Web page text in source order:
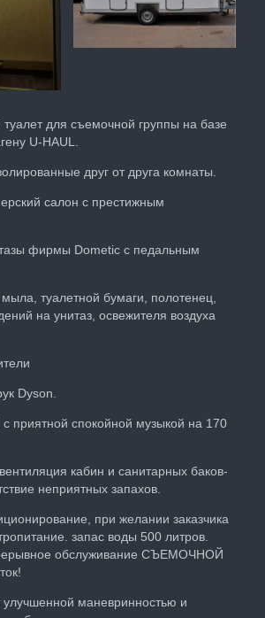
для съемочной группы на базе
U-HAUL.
друг от друга комнаты.
салон с престижным
фирмы Dometic с педальным
туалетной бумаги, полотенец,
на унитаз, освежителя воздуха
Dyson.
приятной спокойной музыкой на 170
кабин и санитарных баков-
неприятных запахов.
при желании заказчика
запас воды 500 литров.
обслуживание СЪЕМОЧНОЙ
маневринностью и